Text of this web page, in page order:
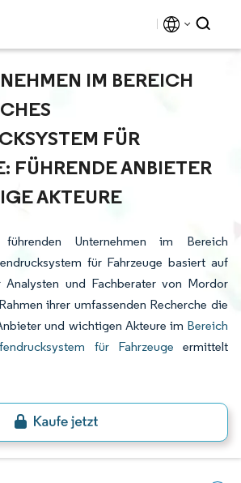
IM BEREICH
FÜR
FÜHRENDE ANBIETER
AKTEURE
Unternehmen im Bereich
für Fahrzeuge basiert auf
Analysten und Fachberater von Mordor
ihrer umfassenden Recherche die
und wichtigen Akteure im Bereich
für Fahrzeuge ermittelt